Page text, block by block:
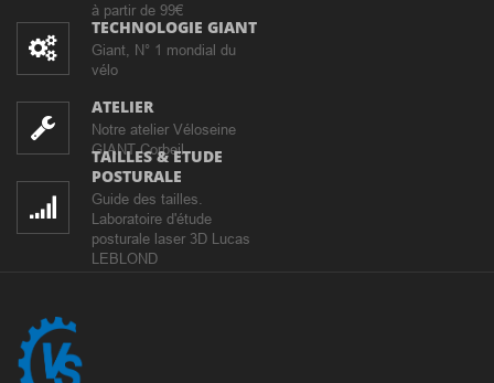
à partir de 99€
TECHNOLOGIE GIANT
Giant, N° 1 mondial du
vélo
ATELIER
Notre atelier Véloseine
GIANT Corbeil
TAILLES & ETUDE
POSTURALE
Guide des tailles.
Laboratoire d'étude
posturale laser 3D Lucas
LEBLOND